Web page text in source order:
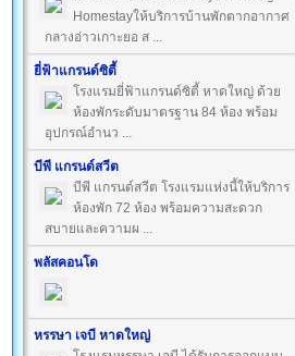
Homestayให้บริการบ้านพักตากอากาศ
กลางอ่าวเกาะยอ ส ...
ยี่ฟ้าแกรนด์ซิตี้
โรงแรมยี่ฟ้าแกรนด์ซิตี้ หาดใหญ่ ด้วย
ห้องพักระดับมาตรฐาน 84 ห้อง พร้อม
อุปกรณ์อำนว ...
บีพี แกรนด์สวีต
บีพี แกรนด์สวีต โรงแรมแห่งนี้ให้บริการ
ห้องพัก 72 ห้อง พร้อมความสะดวก
สบายและความผ ...
พลัสคอนโด
หรรษา เจบี หาดใหญ่